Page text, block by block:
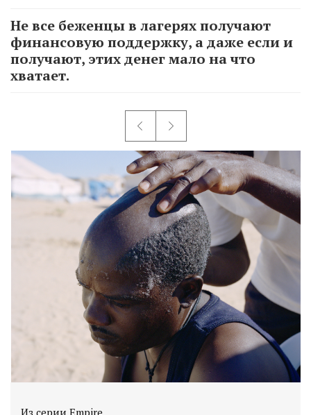
Не все беженцы в лагерях получают
финансовую поддержку, а даже если и
получают, этих денег мало на что
хватает.
Из серии Empire